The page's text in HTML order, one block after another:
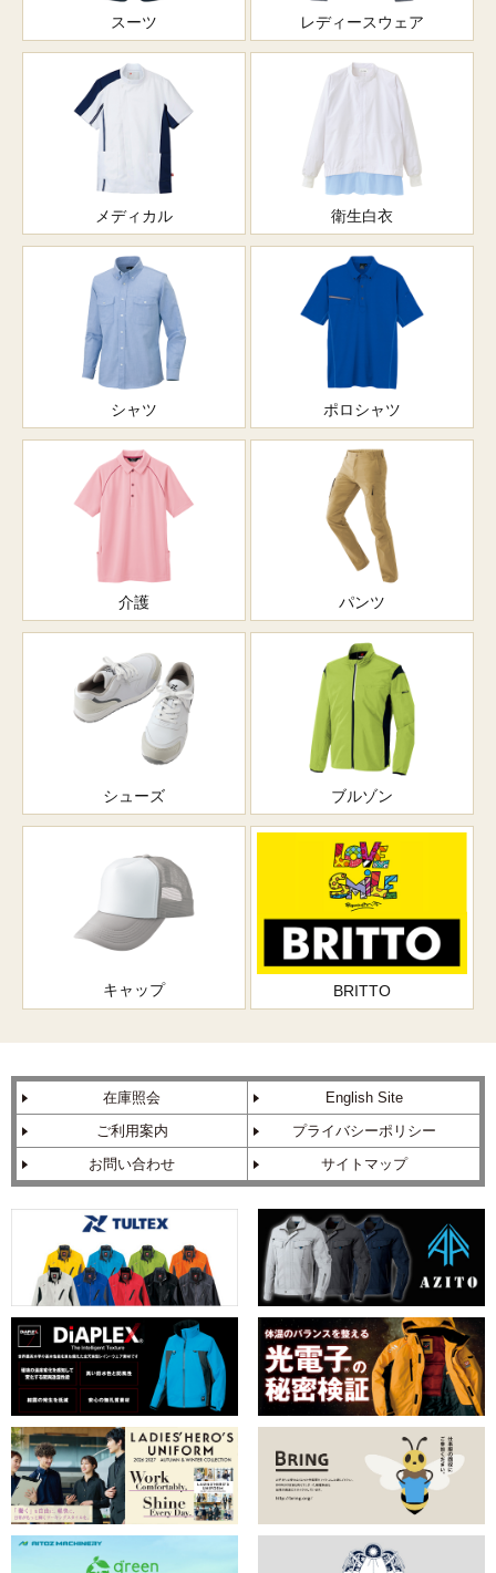
スーツ レディースウェア
メディカル 衛生白衣
シャツ ポロシャツ
介護 パンツ
シューズ ブルゾン
キャップ BRITTO
在庫照会
English Site
ご利用案内
プライバシーポリシー
お問い合わせ
サイトマップ